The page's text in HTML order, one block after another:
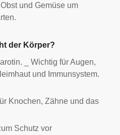
und Gemüse um
der Körper?
_ Wichtig für Augen,
und Immunsystem.
Knochen, Zähne und das
Schutz vor